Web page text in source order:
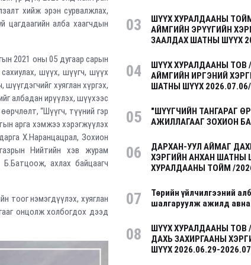
хийж эрэн сурвалжлах,
цагдаагийн алба хаагчдын
2021 оны 05 дугаар сарын
шүүх, шүүгч, шүүх
хуяглан хүргэх,
албадан ирүүлэх, шүүхээс
“Шүүгч, түүний гэр
арга хэмжээ хэрэгжүүлэх
Х.Наранцацрал, Зохион
Нийтийн хэв журам
Б.Батцоож, ахлах байцаагч
нэмэгдүүлэх, хуяглан
онцолж холбогдох дээд
03
ШҮҮХ ХУРАЛДААНЫ
АЙМГИЙН ЭРҮҮГИЙН
ЗААЛДАХ ШАТНЫ ШҮҮХ
04
ШҮҮХ ХУРАЛДААНЫ ТОВ
АЙМГИЙН ИРГЭНИЙ
ШАТНЫ ШҮҮХ 2026.07.06/
05
"ШҮҮГЧИЙН ТАНГАРАГ
АЖИЛЛАГААГ ЗОХИОН
06
ДАРХАН-УУЛ АЙМАГ
ХЭРГИЙН АНХАН ШАТНЫ
ХУРАЛДААНЫ ТОЙМ /
07
Төрийн үйлчилгээний
шалгаруулж ажилд авна
08
ШҮҮХ ХУРАЛДААНЫ ТОВ
ДАХЬ ЗАХИРГААНЫ
ШҮҮХ 2026.06.29-